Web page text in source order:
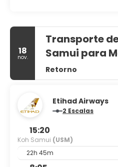
18
nov.
Transporte
Samui para
Retorno
Etihad Airways
2 Escalas
15:20
Koh Samui (USM)
22h 45m